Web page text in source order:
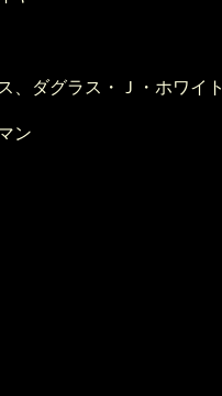
、ダグラス・Ｊ・ホワイト
ン